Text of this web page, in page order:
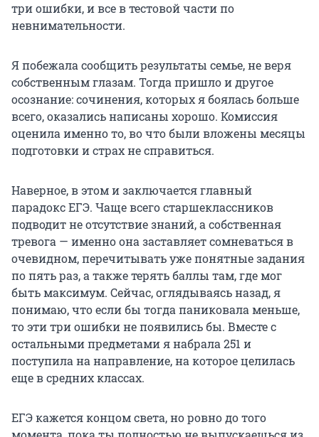
три ошибки, и все в тестовой части по
невнимательности.
Я побежала сообщить результаты семье, не веря
собственным глазам. Тогда пришло и другое
осознание: сочинения, которых я боялась больше
всего, оказались написаны хорошо. Комиссия
оценила именно то, во что были вложены месяцы
подготовки и страх не справиться.
Наверное, в этом и заключается главный
парадокс ЕГЭ. Чаще всего старшеклассников
подводит не отсутствие знаний, а собственная
тревога — именно она заставляет сомневаться в
очевидном, перечитывать уже понятные задания
по пять раз, а также терять баллы там, где мог
быть максимум. Сейчас, оглядываясь назад, я
понимаю, что если бы тогда паниковала меньше,
то эти три ошибки не появились бы. Вместе с
остальными предметами я набрала 251 и
поступила на направление, на которое целилась
еще в средних классах.
ЕГЭ кажется концом света, но ровно до того